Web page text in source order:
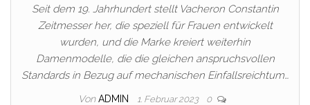
Seit dem 19. Jahrhundert stellt Vacheron Constantin
Zeitmesser her, die speziell für Frauen entwickelt
wurden, und die Marke kreiert weiterhin
Damenmodelle, die die gleichen anspruchsvollen
Standards in Bezug auf mechanischen Einfallsreichtum…
Von ADMIN 1. Februar 2023 0